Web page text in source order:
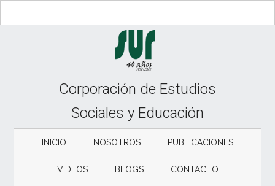
to
to
Corporación de Estudios
Sociales y Educación
INICIO NOSOTROS PUBLICACIONES
VIDEOS BLOGS CONTACTO